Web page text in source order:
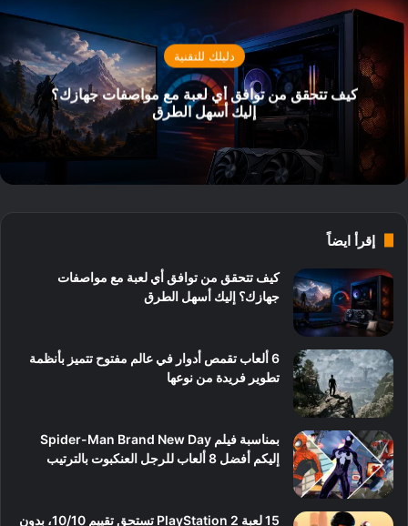
دليلك للتقنية
كيف تتحقق من توافق أي لعبة مع مواصفات جهازك؟
إليك أسهل الطرق
إقرأ ايضاً
كيف تتحقق من توافق أي لعبة مع مواصفات
جهازك؟ إليك أسهل الطرق
6 ألعاب تقمص أدوار في عالم مفتوح تتميز بأنظمة
تطوير فريدة من نوعها
بمناسبة فيلم Spider-Man Brand New Day
إليكم أفضل 8 ألعاب للرجل العنكبوت بالترتيب
15 لعبة PlayStation 2 تستحق تقييم 10/10، بدون